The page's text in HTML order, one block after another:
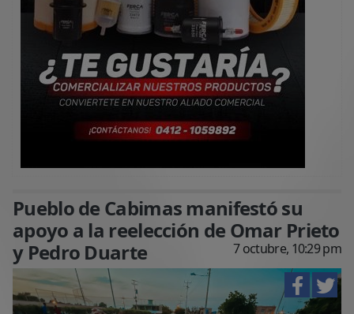
Pueblo de Cabimas manifestó su
apoyo a la reelección de Omar Prieto
y Pedro Duarte
7 octubre, 10:29 pm